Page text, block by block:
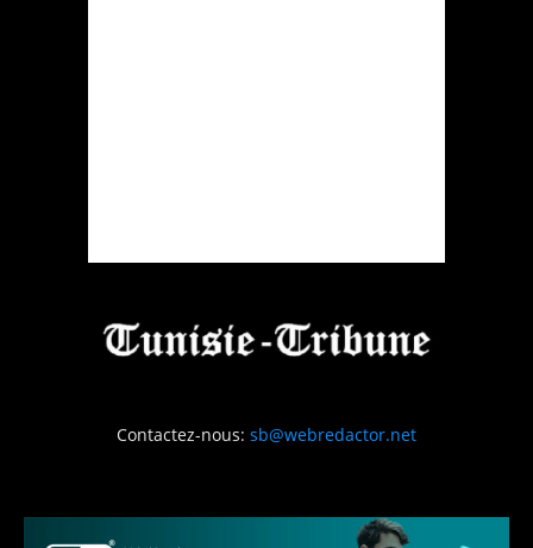
Contactez-nous: sb@webredactor.net